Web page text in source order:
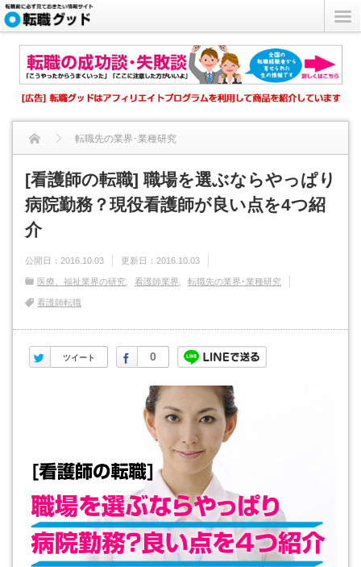
転職先の業界･業種研究
[看護師の転職] 職場を選ぶならやっぱり病院勤務？現役看護師...
[看護師の転職] 職場を選ぶならやっぱり
病院勤務？現役看護師が良い点を4つ紹
介
公開日： 2016.10.03 更新日： 2016.10.03
医療、福祉業界の研究 看護師業界 転職先の業界･業種研究
看護師転職
ツイート
Twitter 0
Facebook